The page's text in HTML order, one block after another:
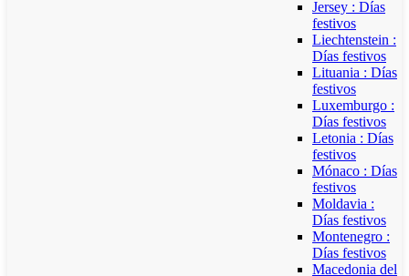
Jersey : Días
festivos
Liechtenstein :
Días festivos
Lituania : Días
festivos
Luxemburgo :
Días festivos
Letonia : Días
festivos
Mónaco : Días
festivos
Moldavia :
Días festivos
Montenegro :
Días festivos
Macedonia del